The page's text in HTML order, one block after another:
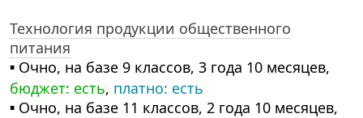
Технология продукции общественного
питания
▪ Очно, на базе 9 классов, 3 года 10 месяцев,
бюджет: есть, платно: есть
▪ Очно, на базе 11 классов, 2 года 10 месяцев,